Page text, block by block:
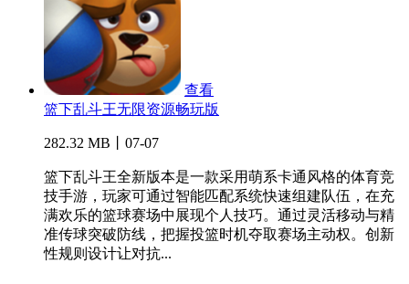
查看
篮下乱斗王无限资源畅玩版
282.32 MB丨07-07
篮下乱斗王全新版本是一款采用萌系卡通风格的体育竞
技手游，玩家可通过智能匹配系统快速组建队伍，在充
满欢乐的篮球赛场中展现个人技巧。通过灵活移动与精
准传球突破防线，把握投篮时机夺取赛场主动权。创新
性规则设计让对抗...